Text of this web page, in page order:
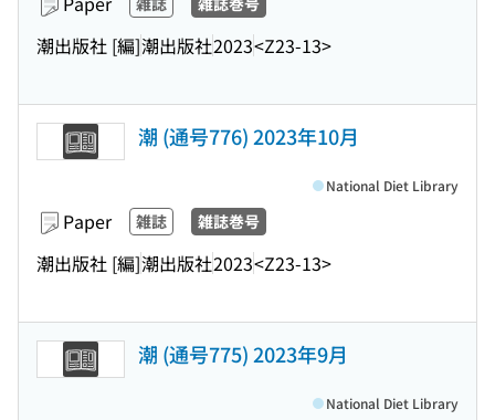
潮出版社 [編]潮出版社2023<Z23-13>
潮 (通号776) 2023年10月
Paper 雑誌 雑誌巻号
潮出版社 [編]潮出版社2023<Z23-13>
National Diet Library
潮 (通号775) 2023年9月
National Diet Library